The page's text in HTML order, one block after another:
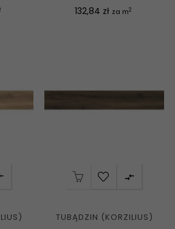
Cena
132,84 zł za m2

TUBĄDZIN (KORZILIUS)